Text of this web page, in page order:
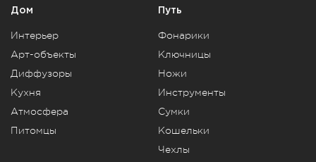
Дом
Интерьер
Арт-объекты
Диффузоры
Кухня
Атмосфера
Питомцы
Путь
Фонарики
Ключницы
Ножи
Инструменты
Сумки
Кошельки
Чехлы